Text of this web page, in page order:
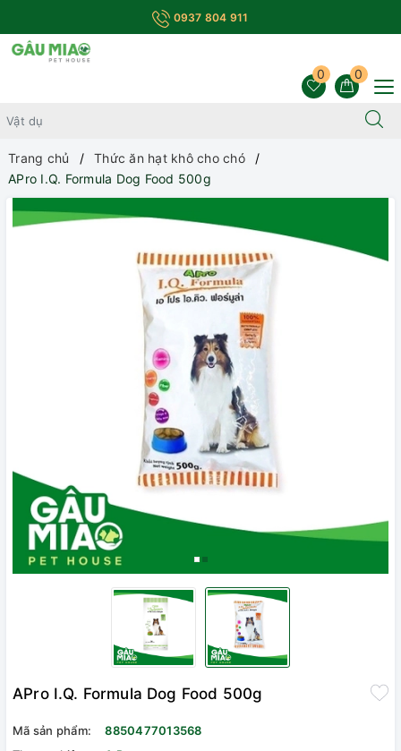
0937 804 911
0
0
Trang chủ
Thức ăn hạt khô cho chó
APro I.Q. Formula Dog Food 500g
APro I.Q. Formula Dog Food 500g
Mã sản phẩm:
8850477013568